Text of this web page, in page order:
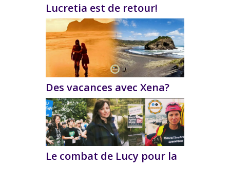
Lucretia est de retour!
Des vacances avec Xena?
Le combat de Lucy pour la